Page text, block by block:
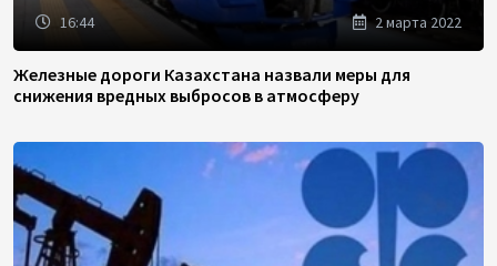
16:44 2 марта 2022
Железные дороги Казахстана назвали меры для
снижения вредных выбросов в атмосферу